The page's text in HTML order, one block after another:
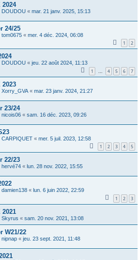
2024
DOUDOU « mar. 21 janv. 2025, 15:13
24/25
tom0675 « mer. 4 déc. 2024, 06:08
1 2
DOUDOU « jeu. 22 août 2024, 11:13
1 … 4 5 6 7
2023
Xorry_GVA « mar. 23 janv. 2024, 21:27
23/24
nicois06 « sam. 16 déc. 2023, 09:26
CARPIQUET « mer. 5 juil. 2023, 12:58
1 2 3 4 5
22/23
hervé74 « lun. 28 nov. 2022, 15:55
damien138 « lun. 6 juin 2022, 22:59
1 2 3
2021
Skyrus « sam. 20 nov. 2021, 13:08
W21/22
nipnap « jeu. 23 sept. 2021, 11:48